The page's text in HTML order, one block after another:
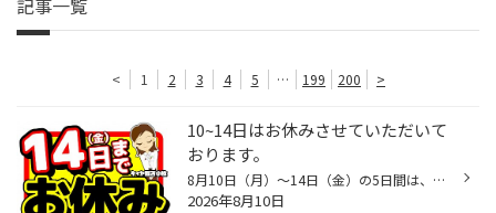
記事一覧
< 1 2 3 4 5 … 199 200 >
10~14日はお休みさせていただいて
おります。
8月10日（月）～14日（金）の5日間は、苫小牧のタイヤ館2店舗とも、お盆休みとなっております。 15日（土）からは【 夏のメンテナンスフェア 】開催！！ お得なメンテナンスパックもご用意しています(*'ω'*) メールやLINEでご相談も受け付けております！ ご回答は15日（土）以降、順次行います。 【...
2026年8月10日